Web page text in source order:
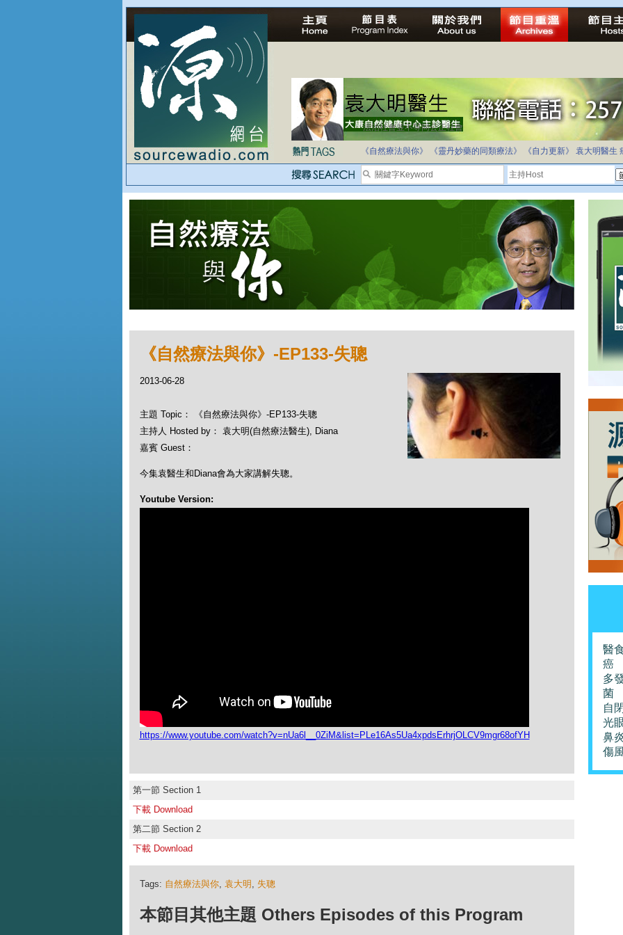
法治社會並不等同公正社會
自家教育合法化-推動多元化教育，全民學卷制
《自然療法與你》
《靈丹妙藥的同類療法》 《自力更新》 袁大明醫生
《自然療法與你》-EP133-失聰
2013-06-28
主題 Topic： 《自然療法與你》-EP133-失聰
主持人 Hosted by： 袁大明(自然療法醫生), Diana
嘉賓 Guest：
今集袁醫生和Diana會為大家講解失聰。
Youtube Version:
https://www.youtube.com/watch?v=nUa6l__0ZiM&list=PLe16As5Ua4xpdsErhrjOLCV9mgr68ofYH
第一節 Section 1
下載 Download
第二節 Section 2
下載 Download
Tags: 自然療法與你, 袁大明 , 失聰
本節目其他主題 Others Episodes of this Program
醫
癌
多
菌
自
光
鼻
傷